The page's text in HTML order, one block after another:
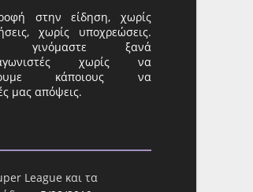
στην είδηση, χωρίς
χωρίς υποχρεώσεις.
γινόμαστε ξανά
χωρίς να
κάποιους να
μας απόψεις.
League και τα